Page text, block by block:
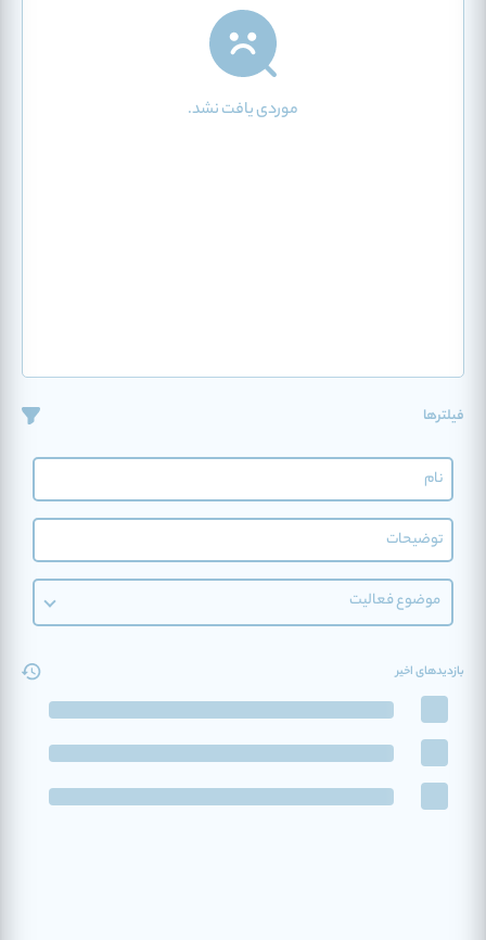
موردی یافت نشد.
فیلترها
موضوع فعالیت
بازدیدهای اخیر